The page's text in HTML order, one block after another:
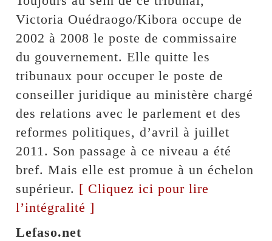
Victoria Ouédraogo/Kibora occupe de
2002 à 2008 le poste de commissaire
du gouvernement. Elle quitte les
tribunaux pour occuper le poste de
conseiller juridique au ministère chargé
des relations avec le parlement et des
reformes politiques, d’avril à juillet
2011. Son passage à ce niveau a été
bref. Mais elle est promue à un échelon
supérieur. [ Cliquez ici pour lire
l’intégralité ]
Lefaso.net